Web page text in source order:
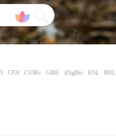
CFH CUBG GBIF iDigBio EOL BHL